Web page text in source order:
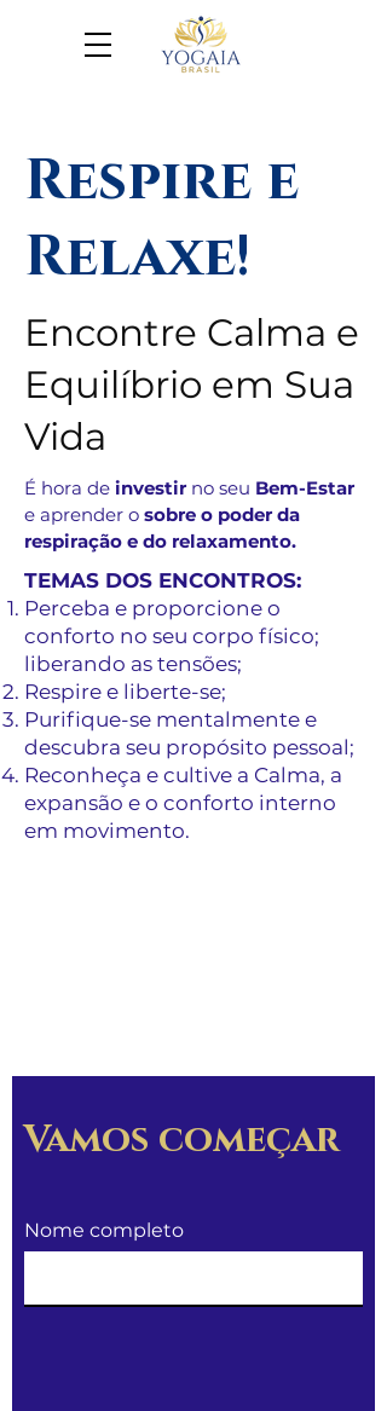
Respire e
Relaxe!
Encontre Calma e
Equilíbrio em Sua
Vida
É hora de investir no seu Bem-Estar
e aprender o sobre o poder da
respiração e do relaxamento.
​TEMAS DOS ENCONTROS:
Perceba e proporcione o
conforto no seu corpo físico;
liberando as tensões;
Respire e liberte-se;
Purifique-se mentalmente e
descubra seu propósito pessoal;
Reconheça e cultive a Calma, a
expansão e o conforto interno
em movimento.
Vamos começar
Nome completo